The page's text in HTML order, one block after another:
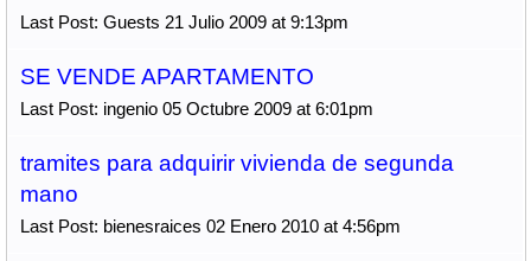
Last Post: Guests 21 Julio 2009 at 9:13pm
SE VENDE APARTAMENTO
Last Post: ingenio 05 Octubre 2009 at 6:01pm
tramites para adquirir vivienda de segunda
mano
Last Post: bienesraices 02 Enero 2010 at 4:56pm